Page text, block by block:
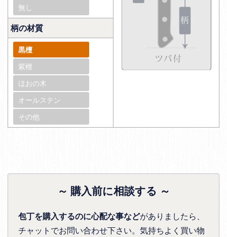
無し
柄の材質
黒檀
紫檀
ほおの木
オールステン
その他
～ 購入前に相談する ～
包丁を購入するのに心配な事などがありましたら、
チャットでお問い合わせ下さい。気持ちよく買い物